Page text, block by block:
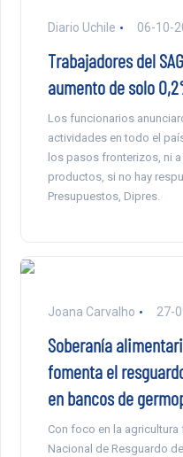
Diario Uchile 06-10-
Trabajadores del
aumento de solo
Los funcionarios
actividades en todo el
los pasos fronterizos, ni
productos, si no hay
Presupuestos, Dipres.
Joana Carvalho 27-
Soberanía
fomenta el
en bancos de
Con foco en la agricultura
Nacional de Resguardo